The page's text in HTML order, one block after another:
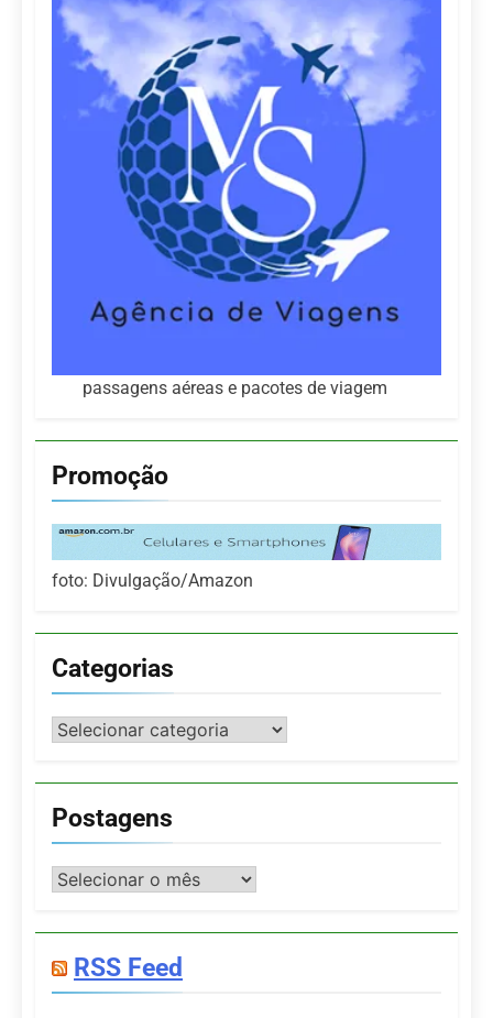
passagens aéreas e pacotes de viagem
Promoção
foto: Divulgação/Amazon
Categorias
Categorias
Postagens
Postagens
RSS Feed